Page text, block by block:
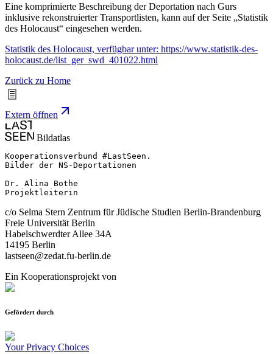
Eine komprimierte Beschreibung der Deportation nach Gurs
inklusive rekonstruierter Transportlisten, kann auf der Seite „Statistik
des Holocaust“ eingesehen werden.
Statistik des Holocaust, verfügbar unter: https://www.statistik-des-
holocaust.de/list_ger_swd_401022.html
Zurück zu Home
Extern öffnen
Bildatlas
Kooperationsverbund #LastSeen.
Bilder der NS-Deportationen
Dr. Alina Bothe
Projektleiterin
c/o Selma Stern Zentrum für Jüdische Studien Berlin-Brandenburg
Freie Universität Berlin
Habelschwerdter Allee 34A
14195 Berlin
lastseen@zedat.fu-berlin.de
Ein Kooperationsprojekt von
Gefördert durch
Your Privacy Choices